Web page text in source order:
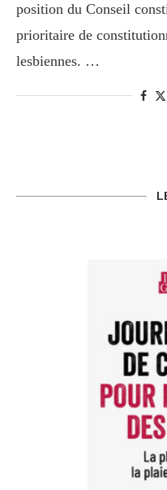
position du Conseil
prioritaire de
lesbiennes. …